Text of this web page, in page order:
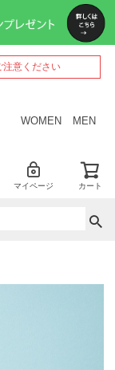
意ください
WOMEN MEN
マイページ カート